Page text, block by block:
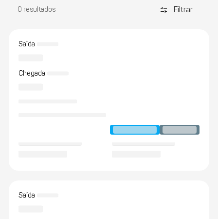
0 resultados discover_tune Filtrar
Saída
Chegada
Saída